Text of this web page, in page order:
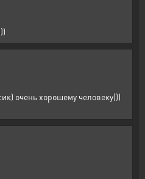
очень хорошему человеку)))